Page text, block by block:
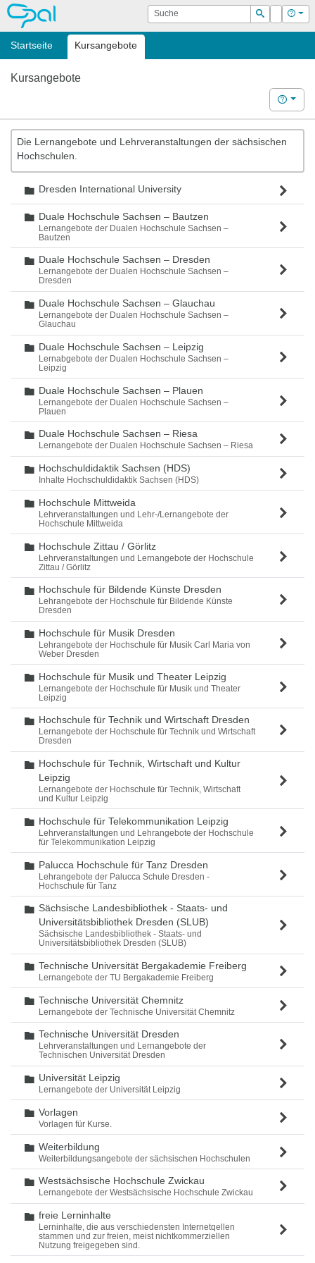
OPAL Suche
Suchen
Login Hilfe
Startseite Kursangebote
Kursangebote
Hilfe
Die Lernangebote und Lehrveranstaltungen der sächsischen
Hochschulen.
Ordner
Dresden International University
Ordner
Duale Hochschule Sachsen – Bautzen
Lernangebote der Dualen Hochschule Sachsen –
Bautzen
Ordner
Duale Hochschule Sachsen – Dresden
Lernangebote der Dualen Hochschule Sachsen –
Dresden
Ordner
Duale Hochschule Sachsen – Glauchau
Lernangebote der Dualen Hochschule Sachsen –
Glauchau
Ordner
Duale Hochschule Sachsen – Leipzig
Lernabgebote der Dualen Hochschule Sachsen –
Leipzig
Ordner
Duale Hochschule Sachsen – Plauen
Lernangebote der Dualen Hochschule Sachsen –
Plauen
Ordner
Duale Hochschule Sachsen – Riesa
Lernangebote der Dualen Hochschule Sachsen – Riesa
Ordner
Hochschuldidaktik Sachsen (HDS)
Inhalte Hochschuldidaktik Sachsen (HDS)
Ordner
Hochschule Mittweida
Lehrveranstaltungen und Lehr-/Lernangebote der
Hochschule Mittweida
Ordner
Hochschule Zittau / Görlitz
Lehrveranstaltungen und Lernangebote der Hochschule
Zittau / Görlitz
Ordner
Hochschule für Bildende Künste Dresden
Lehrangebote der Hochschule für Bildende Künste
Dresden
Ordner
Hochschule für Musik Dresden
Lehrangebote der Hochschule für Musik Carl Maria von
Weber Dresden
Ordner
Hochschule für Musik und Theater Leipzig
Lernangebote der Hochschule für Musik und Theater
Leipzig
Ordner
Hochschule für Technik und Wirtschaft Dresden
Lernangebote der Hochschule für Technik und Wirtschaft
Dresden
Ordner
Hochschule für Technik, Wirtschaft und Kultur
Leipzig
Lernangebote der Hochschule für Technik, Wirtschaft
und Kultur Leipzig
Ordner
Hochschule für Telekommunikation Leipzig
Lehrveranstaltungen und Lehrangebote der Hochschule
für Telekommunikation Leipzig
Ordner
Palucca Hochschule für Tanz Dresden
Lehrangebote der Palucca Schule Dresden -
Hochschule für Tanz
Ordner
Sächsische Landesbibliothek - Staats- und
Universitätsbibliothek Dresden (SLUB)
Sächsische Landesbibliothek - Staats- und
Universitätsbibliothek Dresden (SLUB)
Ordner
Technische Universität Bergakademie Freiberg
Lernangebote der TU Bergakademie Freiberg
Ordner
Technische Universität Chemnitz
Lernangebote der Technische Universität Chemnitz
Ordner
Technische Universität Dresden
Lehrveranstaltungen und Lernangebote der
Technischen Universität Dresden
Ordner
Universität Leipzig
Lernangebote der Universität Leipzig
Ordner
Vorlagen
Vorlagen für Kurse.
Ordner
Weiterbildung
Weiterbildungsangebote der sächsischen Hochschulen
Ordner
Westsächsische Hochschule Zwickau
Lernangebote der Westsächsische Hochschule Zwickau
Ordner
freie Lerninhalte
Lerninhalte, die aus verschiedensten Internetqellen
stammen und zur freien, meist nichtkommerziellen
Nutzung freigegeben sind.